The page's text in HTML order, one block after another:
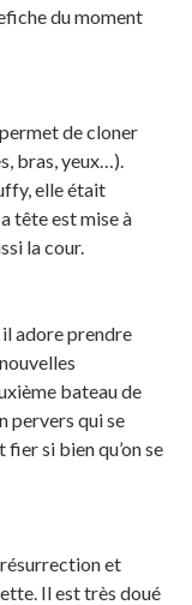
du moment
de cloner
bras, yeux…).
elle était
tête est mise à
la cour.
adore prendre
bateau de
pervers qui se
si bien qu’on se
résurrection et
Il est très doué